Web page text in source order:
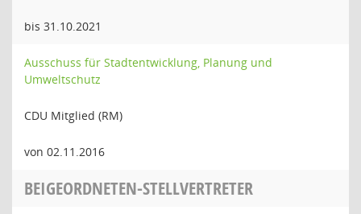
bis 31.10.2021
Ausschuss für Stadtentwicklung, Planung und
Umweltschutz
CDU Mitglied (RM)
von 02.11.2016
BEIGEORDNETEN-STELLVERTRETER